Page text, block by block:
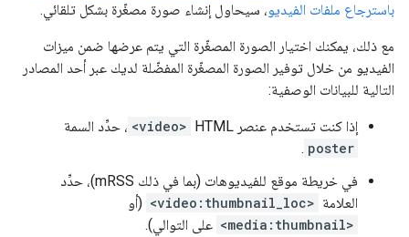
باسترجاع ملفات الفيديو، سيحاول إنشاء صورة مصغّرة بشكل تلقائي.
مع ذلك، يمكنك اختيار الصورة المصغّرة التي يتم عرضها ضمن ميزات
الفيديو من خلال توفير الصورة المصغّرة المفضّلة لديك عبر أحد المصادر
التالية للبيانات الوصفية:
إذا كنت تستخدم عنصر HTML‏ <video> ، حدِّد السمة
poster
.
في خريطة موقع للفيديوهات (بما في ذلك mRSS)، حدِّد
العلامة <video:thumbnail_loc> (أو
<media:thumbnail> على التوالي).